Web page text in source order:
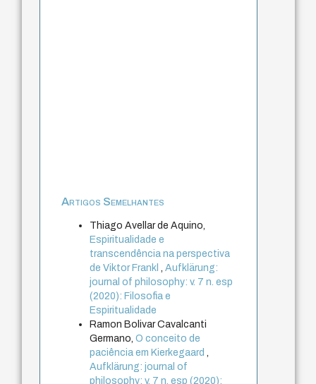
Artigos Semelhantes
Thiago Avellar de Aquino,
Espiritualidade e
transcendência na perspectiva
de Viktor Frankl
,Aufklärung:
journal of philosophy: v. 7 n. esp
(2020): Filosofia e
Espiritualidade
Ramon Bolivar Cavalcanti
Germano,O conceito de
paciência em Kierkegaard
Aufklärung: journal of
philosophy: v. 7 n. esp (2020):